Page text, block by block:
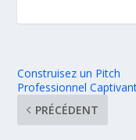
Construisez un Pitch
Professionnel
PRÉCÉDENT